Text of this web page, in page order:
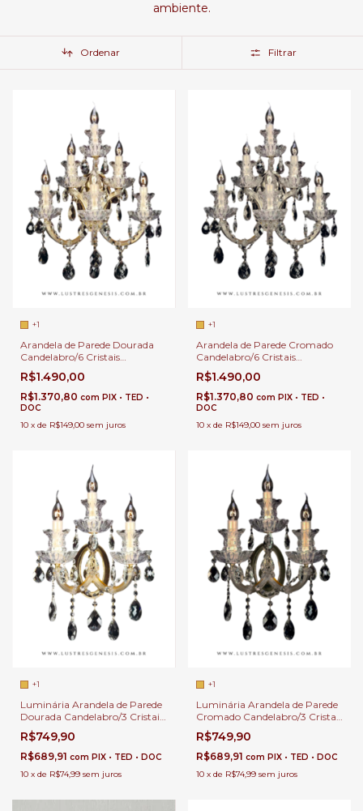
ambiente.
Ordenar Filtrar
+1
Arandela de Parede Dourada
Candelabro/6 Cristais
Transparente para Quarto,
Cabeceira de Cama, Lavabo e
Quarto Infantil
R$1.490,00
R$1.370,80 com PIX • TED •
DOC
10 x de R$149,00 sem juros
+1
Arandela de Parede Cromado
Candelabro/6 Cristais
Transparente para Quarto,
Cabeceira de Cama, Lavabo e
Quarto Infantil
R$1.490,00
R$1.370,80 com PIX • TED •
DOC
10 x de R$149,00 sem juros
+1
Luminária Arandela de Parede
Dourada Candelabro/3 Cristais
Transparente para Quarto,
Cabeceira de Cama, Lavabo e
Quarto Infantil - Sindora •
DCB00842
R$749,90
R$689,91 com PIX • TED • DOC
10 x de R$74,99 sem juros
+1
Luminária Arandela de Parede
Cromado Candelabro/3 Cristais
Transparente para Quarto,
Cabeceira de Cama, Lavabo e
Quarto Infantil
R$749,90
R$689,91 com PIX • TED • DOC
10 x de R$74,99 sem juros